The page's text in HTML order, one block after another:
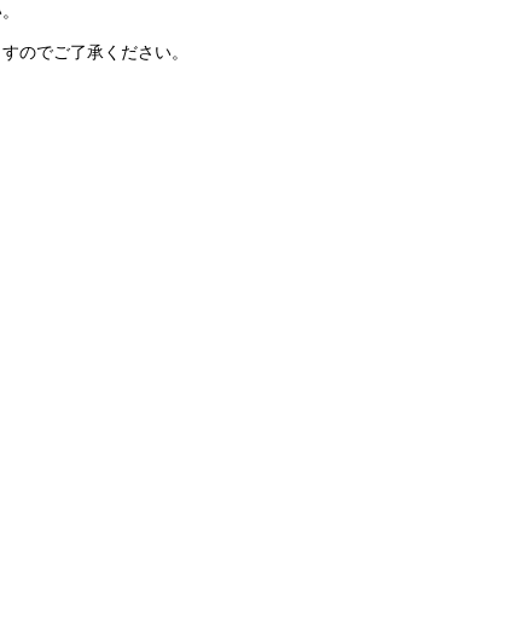
のでご了承ください。